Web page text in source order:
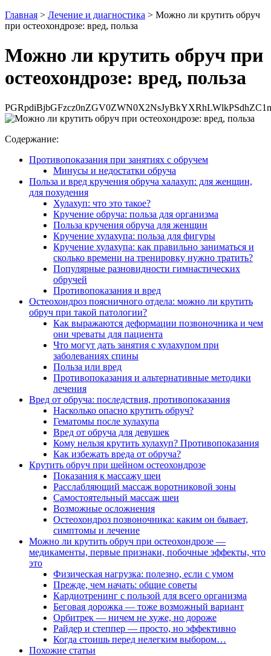
Главная > Лечение и диагностика > Можно ли крутить обруч
при остеохондрозе: вред, польза
Можно ли крутить обруч при
остеохондрозе: вред, польза
Содержание:
Противопоказания при занятиях с обручем
Минусы и недостатки обруча
Польза и вред кручения обруча халахуп: для женщин,
для похудения
Хулахуп: что это такое?
Кручение обруча: польза для организма
Польза кручения обруча для женщин
Кручение хулахупа: польза для фигуры
Кручение хулахупа: как правильно заниматься и
сколько времени на тренировку нужно тратить?
Популярные разновидности гимнастических
обручей
Противопоказания и вред
Остеохондроз поясничного отдела: можно ли крутить
обруч при такой патологии?
Как выражаются деформации позвоночника и чем
они чреваты для пациента
Что могут дать занятия с хулахупом при
заболеваниях спины
Польза или вред
Противопоказания и альтернативные методики
лечения
Вред от обруча: последствия, противопоказания
Насколько опасно крутить обруч?
Гематомы после хулахупа
Вред от обруча для девушек
Кому нельзя крутить хулахуп? Противопоказания
Как избежать вреда от обруча?
Крутить обруч при шейном остеохондрозе
Показания к массажу шеи
Расслабляющий массаж воротниковой зоны
Самостоятельный массаж шеи
Возможные осложнения
Остеохондроз позвоночника: каким он бывает,
симптомы и лечение
Можно ли крутить обруч при остеохондрозе —
медикаменты, первые признаки, побочные эффекты, что
это
Физическая нагрузка: полезно, если с умом
Прежде, чем начать: общие советы
Кардиотренинг с пользой для всего организма
Беговая дорожка — тоже возможный вариант
Орбитрек — ничем не хуже, но дороже
Райдер и степпер — просто, но эффективно
Когда стоишь перед нелегким выбором…
Похожие статьи